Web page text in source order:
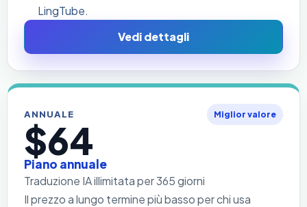
LingTube.
Vedi dettagli
ANNUALE Miglior valore
$64
Piano annuale
Traduzione IA illimitata per 365 giorni
Il prezzo a lungo termine più basso per chi usa